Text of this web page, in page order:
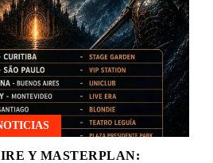
Y MASTERPLAN: